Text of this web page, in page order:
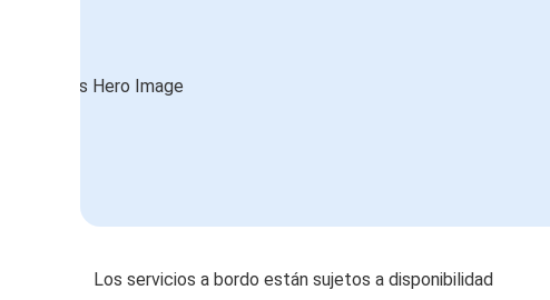
Los servicios a bordo están sujetos a disponibilidad